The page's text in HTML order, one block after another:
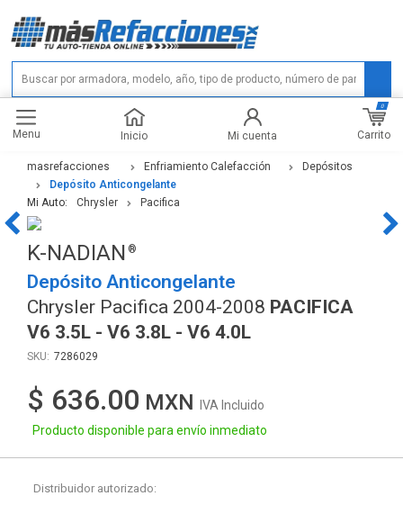
Menu Inicio Mi cuenta Carrito
0
masrefacciones Enfriamiento Calefacción
Depósitos
Depósito Anticongelante
Mi Auto:
Chrysler Pacifica
K-NADIAN
Depósito Anticongelante
Chrysler Pacifica 2004-2008 PACIFICA
V6 3.5L - V6 3.8L - V6 4.0L
7286029
$ 636.00
IVA Incluido
Producto disponible para envío inmediato
Distribuidor autorizado: